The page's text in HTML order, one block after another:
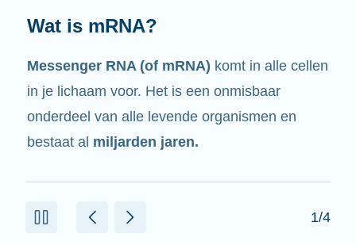
Wat doet het?
Zoals de naam al zegt, is mRNA een
boodschapper.Het heeft een wisselwerking
met andere celonderdelen die helpen om
eiwitten te maken.
2/4